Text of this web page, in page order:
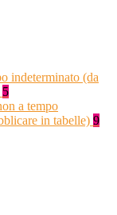
indeterminato (da
5
a tempo
in tabelle) 9